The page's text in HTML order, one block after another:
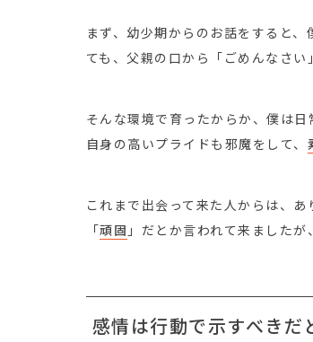
まず、幼少期からのお話をすると、
ても、父親の口から「ごめんなさい
そんな環境で育ったからか、僕は
自身の高いプライドも邪魔をして、
これまで出会って来た人からは、
「頑固 」だとか言われて来ました
感情は行動で示すべきだ